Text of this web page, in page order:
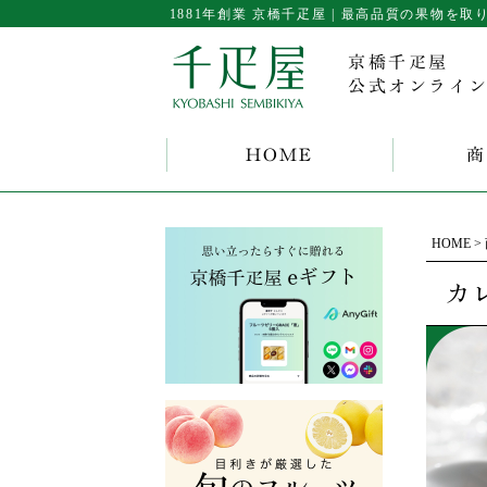
1881年創業 京橋千疋屋 | 最高品質の果物を取
京橋千疋屋
公式オンライ
HOME
HOME
カ